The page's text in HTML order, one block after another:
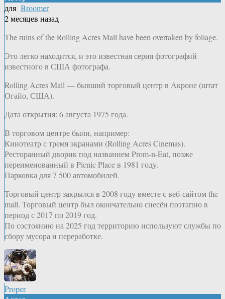
для Broomer
2 месяцев назад
The ruins of the Rolling Acres Mall have been overtaken by foliage.
Это легко находится, и это известная серия фотографий
известного в США фотографа.
Rolling Acres Mall — бывший торговый центр в Акроне (штат
Огайо, США).
Дата открытия: 6 августа 1975 года.
В торговом центре были, например:
Кинотеатр с тремя экранами (Rolling Acres Cinemas).
Ресторанный дворик под названием Prom-n-Eat, позже
переименованный в Picnic Place в 1981 году.
Парковка для 7 500 автомобилей.
Торговый центр закрылся в 2008 году вместе с веб-сайтом the
mall. Торговый центр был окончательно снесён поэтапно в
период с 2017 по 2019 год.
По состоянию на 2025 год территорию используют службы по
сбору мусора и переработке.
Proper